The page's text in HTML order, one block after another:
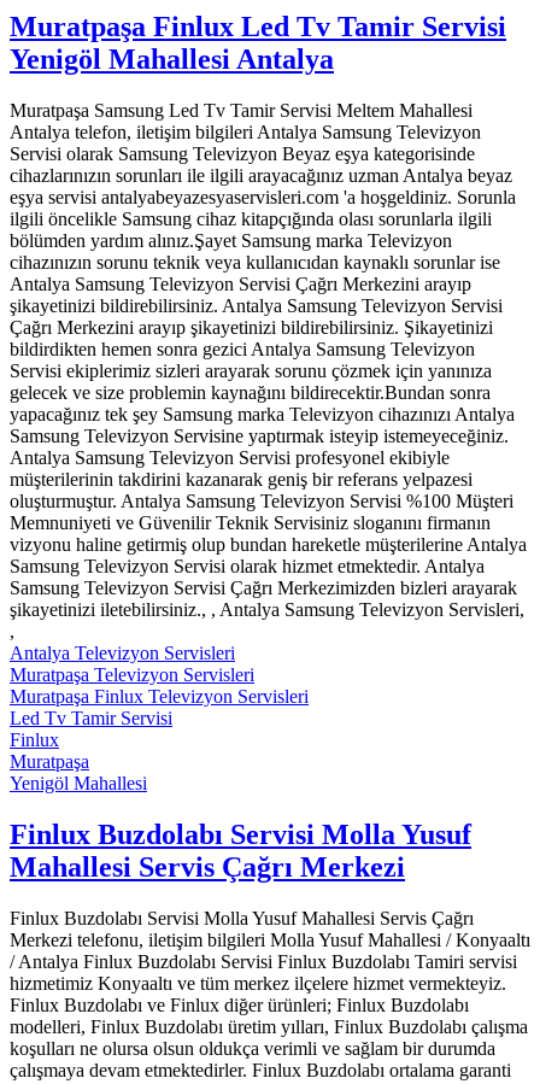
Muratpaşa Finlux Led Tv Tamir Servisi
Yenigöl Mahallesi Antalya
Muratpaşa Samsung Led Tv Tamir Servisi Meltem Mahallesi
Antalya telefon, iletişim bilgileri Antalya Samsung Televizyon
Servisi olarak Samsung Televizyon Beyaz eşya kategorisinde
cihazlarınızın sorunları ile ilgili arayacağınız uzman Antalya beyaz
eşya servisi antalyabeyazesyaservisleri.com 'a hoşgeldiniz. Sorunla
ilgili öncelikle Samsung cihaz kitapçığında olası sorunlarla ilgili
bölümden yardım alınız.Şayet Samsung marka Televizyon
cihazınızın sorunu teknik veya kullanıcıdan kaynaklı sorunlar ise
Antalya Samsung Televizyon Servisi Çağrı Merkezini arayıp
şikayetinizi bildirebilirsiniz. Antalya Samsung Televizyon Servisi
Çağrı Merkezini arayıp şikayetinizi bildirebilirsiniz. Şikayetinizi
bildirdikten hemen sonra gezici Antalya Samsung Televizyon
Servisi ekiplerimiz sizleri arayarak sorunu çözmek için yanınıza
gelecek ve size problemin kaynağını bildirecektir.Bundan sonra
yapacağınız tek şey Samsung marka Televizyon cihazınızı Antalya
Samsung Televizyon Servisine yaptırmak isteyip istemeyeceğiniz.
Antalya Samsung Televizyon Servisi profesyonel ekibiyle
müşterilerinin takdirini kazanarak geniş bir referans yelpazesi
oluşturmuştur. Antalya Samsung Televizyon Servisi %100 Müşteri
Memnuniyeti ve Güvenilir Teknik Servisiniz sloganını firmanın
vizyonu haline getirmiş olup bundan hareketle müşterilerine Antalya
Samsung Televizyon Servisi olarak hizmet etmektedir. Antalya
Samsung Televizyon Servisi Çağrı Merkezimizden bizleri arayarak
şikayetinizi iletebilirsiniz., , Antalya Samsung Televizyon Servisleri,
,
Antalya Televizyon Servisleri
Muratpaşa Televizyon Servisleri
Muratpaşa Finlux Televizyon Servisleri
Led Tv Tamir Servisi
Finlux
Muratpaşa
Yenigöl Mahallesi
Finlux Buzdolabı Servisi Molla Yusuf
Mahallesi Servis Çağrı Merkezi
Finlux Buzdolabı Servisi Molla Yusuf Mahallesi Servis Çağrı
Merkezi telefonu, iletişim bilgileri Molla Yusuf Mahallesi / Konyaaltı
/ Antalya Finlux Buzdolabı Servisi Finlux Buzdolabı Tamiri servisi
hizmetimiz Konyaaltı ve tüm merkez ilçelere hizmet vermekteyiz.
Finlux Buzdolabı ve Finlux diğer ürünleri; Finlux Buzdolabı
modelleri, Finlux Buzdolabı üretim yılları, Finlux Buzdolabı çalışma
koşulları ne olursa olsun oldukça verimli ve sağlam bir durumda
çalışmaya devam etmektedirler. Finlux Buzdolabı ortalama garanti